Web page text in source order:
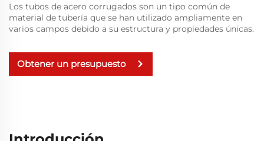
Los tubos de acero corrugados son un tipo común de
material de tubería que se han utilizado ampliamente en
varios campos debido a su estructura y propiedades únicas.
Obtener un presupuesto